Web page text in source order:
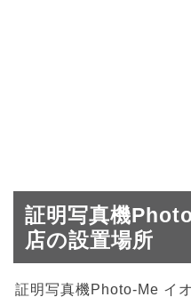
証明写真機
店の設置場所
証明写真機Photo-Me イ